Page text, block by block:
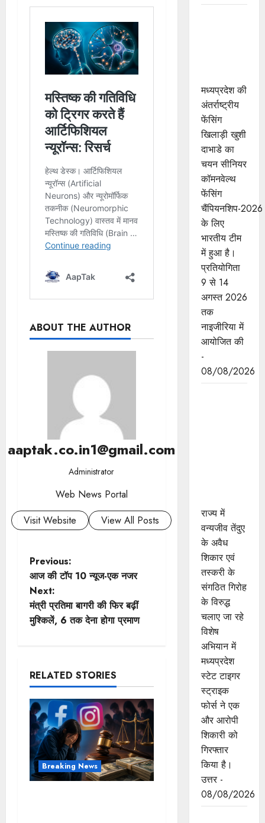
ABOUT THE AUTHOR
aaptak.co.in1@gmail.com
Administrator
Web News Portal
Visit Website
View All Posts
P
o
s
n
a
v
i
g
a
Previous:
आज की टॉप 10 न्यूज-एक नजर
Next:
मंत्री प्रतिमा बागरी की फिर बढ़ीं
मुश्किलें, 6 तक देना होगा प्रमाण
RELATED STORIES
Breaking News
मध्यप्रदेश की
अंतर्राष्ट्रीय
फेंसिंग
खिलाड़ी खुशी
दाभाडे का
चयन सीनियर
कॉमनवेल्थ
फेंसिंग
चैंपियनशिप-2026
के लिए
भारतीय टीम
में हुआ है।
प्रतियोगिता
9 से 14
अगस्त 2026
तक
नाइजीरिया में
आयोजित की
-
08/08/2026
राज्य में
वन्यजीव तेंदुए
के अवैध
शिकार एवं
तस्करी के
संगठित गिरोह
के विरुद्ध
चलाए जा रहे
विशेष
अभियान में
मध्यप्रदेश
स्टेट टाइगर
स्ट्राइक
फोर्स ने एक
और आरोपी
शिकारी को
गिरफ्तार
किया है।
उत्तर -
08/08/2026